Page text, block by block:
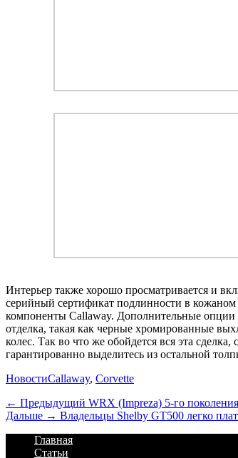
Интерьер также хорошо просматривается и
серийный сертификат подлинности в
компоненты Callaway. Дополнительные опции
отделка, такая как черные хромированные
колес. Так во что же обойдется вся эта
гарантированно выделитесь из остальной
Категории
НовостиТеги
Callaway, Corvette
Навигация
по
записям
← Предыдущий Предыдущий
WRX (Impreza) 5-го
Дальше → Дальше:
Владельцы Shelby GT500 легко
Footer
ПерейтиГлавная
Статьи